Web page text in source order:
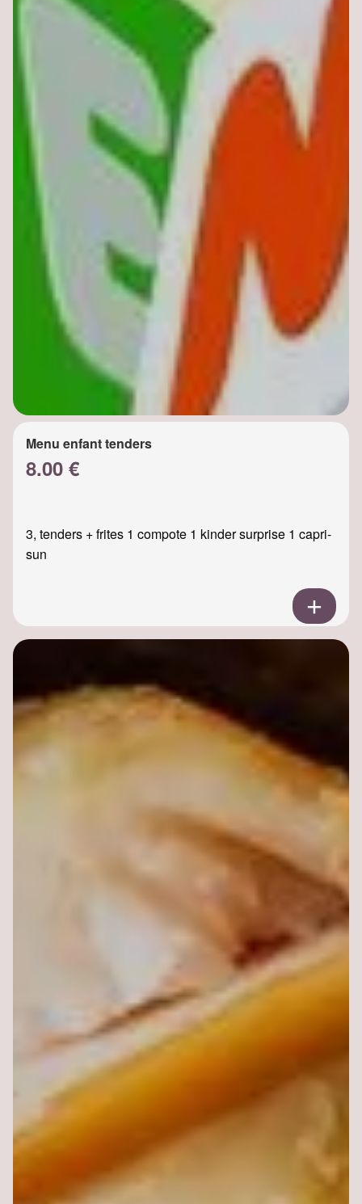
Menu enfant tenders
8.00 €
3, tenders + frites 1 compote 1 kinder surprise 1 capri-
sun